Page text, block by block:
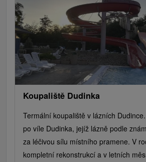
Vodopády
Drevené kostolíky
Túry a turistické chodníky
Kaštiele Horské
Plte, rafting, splavy
Architektonické stavby
Golfové ihriská
Motokárové dráhy
Amfiteátre
Vínne cesty
Cyklotrasy
Koupaliště Dudinka
Termální koupaliště v lázních
po víle Dudinka, jejíž lázně podle
za léčivou sílu místního pramene. V
kompletní rekonstrukcí a v letních